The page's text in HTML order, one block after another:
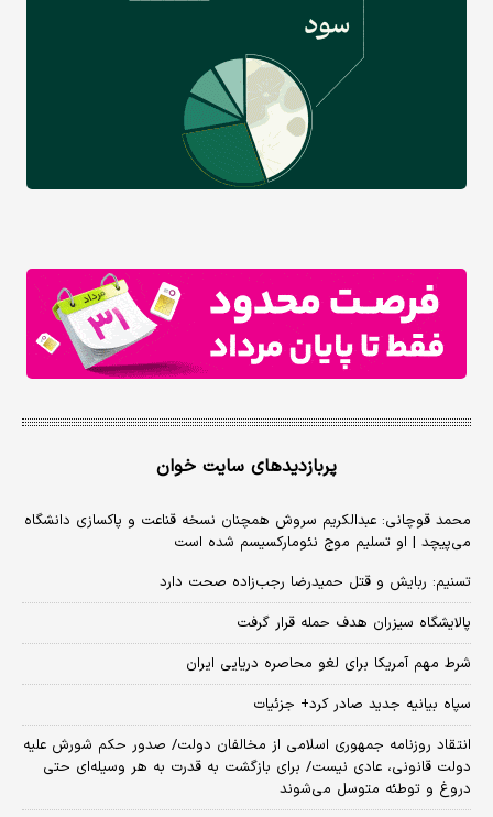
پربازدیدهای سایت خوان
محمد قوچانی: عبدالکریم سروش همچنان نسخه قناعت و پاکسازی دانشگاه
می‌پیچد | او تسلیم موج نئومارکسیسم شده است
تسنیم: ربایش و قتل حمیدرضا رجب‌زاده صحت دارد
پالایشگاه سیزران هدف حمله قرار گرفت
شرط مهم آمریکا برای لغو محاصره دریایی ایران
سپاه بیانیه جدید صادر کرد+ جزئیات
انتقاد روزنامه جمهوری اسلامی از مخالفان دولت/ صدور حکم شورش علیه
دولت قانونی، عادی نیست/ برای بازگشت به قدرت به هر وسیله‌ای حتی
دروغ و توطئه متوسل می‌شوند